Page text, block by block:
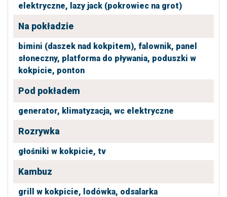
elektryczne, lazy jack (pokrowiec na grot)
Na pokładzie
bimini (daszek nad kokpitem), falownik, panel
słoneczny, platforma do pływania, poduszki w
kokpicie, ponton
Pod pokładem
generator, klimatyzacja, wc elektryczne
Rozrywka
głośniki w kokpicie, tv
Kambuz
grill w kokpicie, lodówka, odsalarka